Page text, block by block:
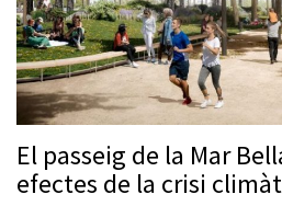
El passeig de la Mar
efectes de la crisi